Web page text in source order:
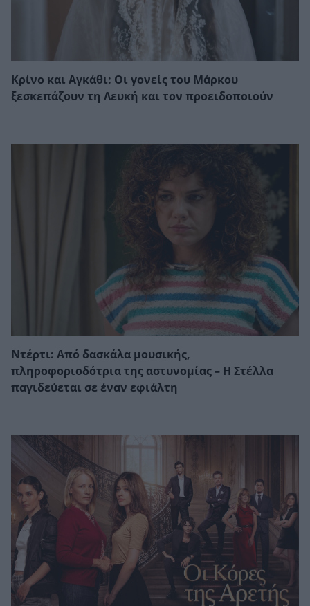
Κρίνο και Αγκάθι: Οι γονείς του Μάρκου
ξεσκεπάζουν τη Λευκή και τον προειδοποιούν
Ντέρτι: Από δασκάλα μουσικής,
πληροφοριοδότρια της αστυνομίας – Η Στέλλα
παγιδεύεται σε έναν εφιάλτη